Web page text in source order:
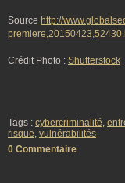
Source http://
Crédit Photo : Shutterstock
Tags : cybercriminalité,
risque, vulnérabilités
0 Commentaire